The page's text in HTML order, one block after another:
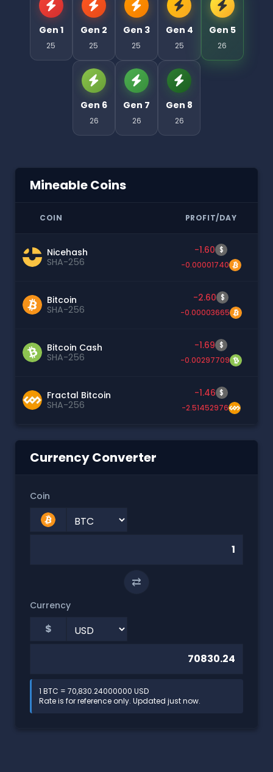
Gen 1
25
Gen 2
25
Gen 3
25
Gen 4
25
Gen 5
26
Gen 6
26
Gen 7
26
Gen 8
26
Mineable Coins
COIN PROFIT/DAY
Nicehash
SHA-256
-1.60 $
-0.00001740
Bitcoin
SHA-256
-2.60 $
-0.00003665
Bitcoin Cash
SHA-256
-1.69 $
-0.00297709
Fractal Bitcoin
SHA-256
-1.46 $
-2.51452976
Currency Converter
Coin
⇄
Currency
$
1 BTC = 70,830.24000000 USD
Rate is for reference only. Updated just now.